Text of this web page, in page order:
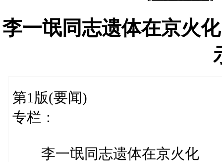
李一氓同志遗体在京火
第1版(要闻)
专栏：
李一氓同志遗体在京火化